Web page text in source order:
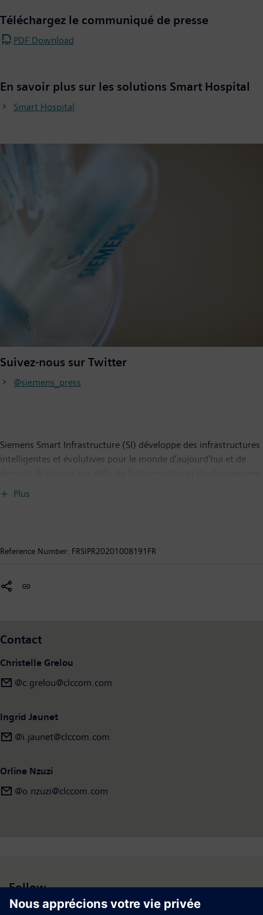
Téléchargez le communiqué de presse
PDF Download
En savoir plus sur les solutions Smart Hospital
Smart Hospital
Suivez-nous sur Twitter
@siemens_press
Siemens Smart Infrastructure (SI) développe des infrastructures
intelligentes et évolutives pour le monde d’aujourd’hui et de
climatique en connectant les systèmes d’énergie, les bâtiments
Siemens Smart Infrastructure, dont le siège est localisé à Zoug
Plus
Reference Number: FRSIPR20201008191FR
Contact
Christelle Grelou
@c.grelou@clccom.com
Ingrid Jaunet
@i.jaunet@clccom.com
Orline Nzuzi
@o.nzuzi@clccom.com
Follow